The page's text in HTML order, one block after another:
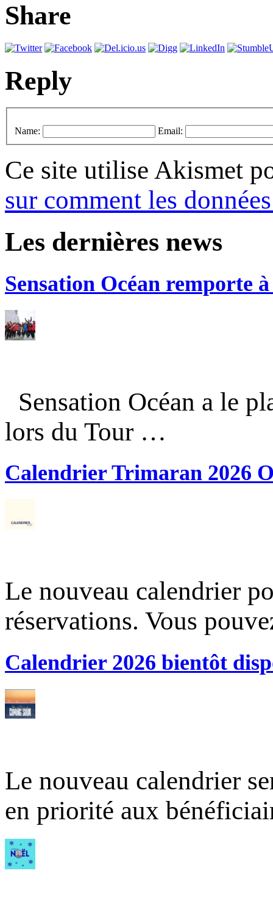
Share
Reply
Name: Email:
Ce site utilise Akismet
sur comment les
Les dernières news
Sensation Océan remporte
Sensation Océan a le
lors du Tour …
Calendrier Trimaran 2026
Le nouveau calendrier
réservations. Vous
Calendrier 2026 bientôt
Le nouveau calendrier
en priorité aux